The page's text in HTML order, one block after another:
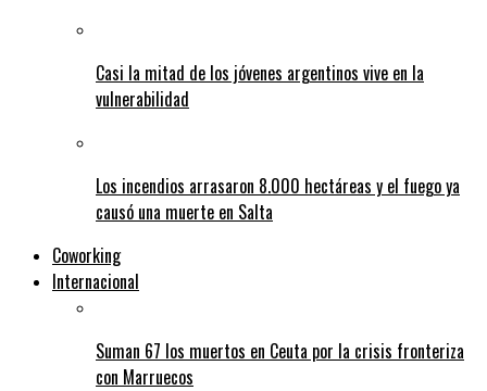
Casi la mitad de los jóvenes argentinos vive en la
vulnerabilidad
Los incendios arrasaron 8.000 hectáreas y el fuego ya
causó una muerte en Salta
Coworking
Internacional
Suman 67 los muertos en Ceuta por la crisis fronteriza
con Marruecos